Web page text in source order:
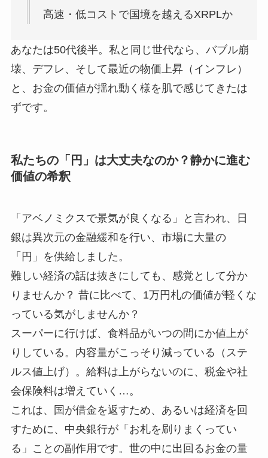
高速・低コストで国境を越えるXRPLか
あなたは50代後半。私と同じ世代なら、バブル崩
壊、デフレ、そして最近の物価上昇（インフレ）
と、お金の価値が揺れ動く様を肌で感じてきたは
ずです。
私たちの「円」は大丈夫なのか？静かに進む
価値の希釈
「アベノミクスで景気が良くなる」と言われ、日
銀は異次元の金融緩和を行い、市場に大量の
「円」を供給しました。
難しい経済の話は抜きにしても、感覚として分か
りませんか？ 昔に比べて、1万円札の価値が軽くな
っている気がしませんか？
スーパーに行けば、食料品がいつの間にか値上が
りしている。内容量がこっそり減っている（ステ
ルス値上げ）。給料は上がらないのに、税金や社
会保険料は増えていく…。
これは、国が借金を返すため、あるいは経済を回
すために、中央銀行が「お札を刷りまくってい
る」ことの副作用です。世の中に出回るお金の量